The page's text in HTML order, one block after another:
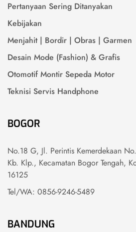
Pertanyaan Sering Ditanyakan
Kebijakan
Menjahit | Bordir | Obras | Garmen
Desain Mode (Fashion) & Grafis
Otomotif Montir Sepeda Motor
Teknisi Servis Handphone
BOGOR
No.18 G, Jl. Perintis Kemerdekaan
Kb. Klp., Kecamatan Bogor Tengah,
16125
Tel/WA: 0856-9246-5489
BANDUNG